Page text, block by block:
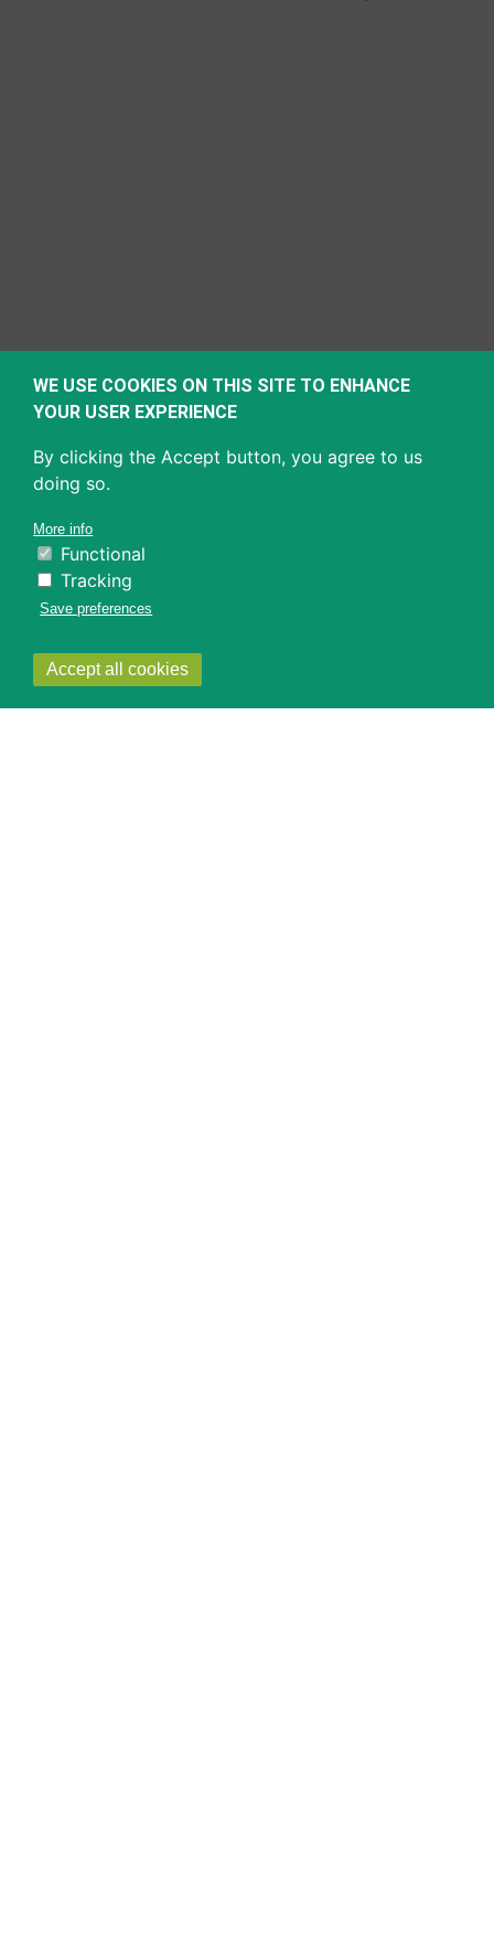
WE USE COOKIES ON THIS SITE TO ENHANCE
YOUR USER EXPERIENCE
By clicking the Accept button, you agree to us
doing so.
More info
Functional
Tracking
Save preferences
Accept all cookies